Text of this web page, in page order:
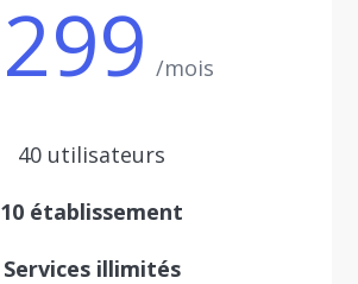
299 /mois
40 utilisateurs
10 établissement
Services illimités